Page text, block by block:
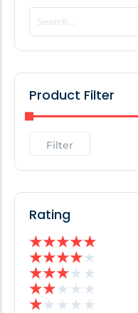
POPULAR THIS
No Posts
No Posts
Product Filter
Filter
Rating
★★★★★
★★★★★
★★★★ ★
★★★ ★ ★
★★ ★ ★ ★